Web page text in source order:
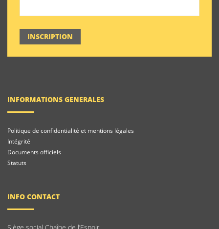
INSCRIPTION
INFORMATIONS GENERALES
Politique de confidentialité et mentions légales
Intégrité
Documents officiels
Statuts
INFO CONTACT